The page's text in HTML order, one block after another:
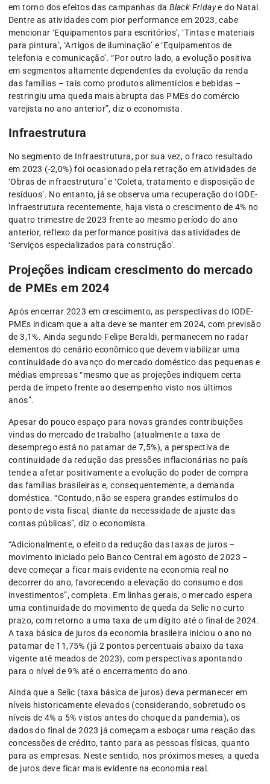
em torno dos efeitos das campanhas daBlack Fridaye do Natal.
Dentre as atividades com pior performance em 2023, cabe
mencionar ‘Equipamentos para escritórios’, ‘Tintas e materiais
para pintura’, ‘Artigos de iluminação’ e ‘Equipamentos de
telefonia e comunicação’. “Por outro lado, a evolução positiva
em segmentos altamente dependentes da evolução da renda
das famílias – tais como produtos alimentícios e bebidas –
restringiu uma queda mais abrupta das PMEs do comércio
varejista no ano anterior”, diz o economista.
Infraestrutura
No segmento de Infraestrutura, por sua vez, o fraco resultado
em 2023 (-2,0%) foi ocasionado pela retração em atividades de
‘Obras de infraestrutura’ e ‘Coleta, tratamento e disposição de
resíduos’. No entanto, já se observa uma recuperação do IODE-
Infraestrutura recentemente, haja vista o crescimento de 4% no
quatro trimestre de 2023 frente ao mesmo período do ano
anterior, reflexo da performance positiva das atividades de
‘Serviços especializados para construção’.
Projeções indicam crescimento do mercado
de PMEs em 2024
Após encerrar 2023 em crescimento, as perspectivas do IODE-
PMEs indicam que a alta deve se manter em 2024, com previsão
de 3,1%. Ainda segundo Felipe Beraldi, permanecem no radar
elementos do cenário econômico que devem viabilizar uma
continuidade do avanço do mercado doméstico das pequenas e
médias empresas “mesmo que as projeções indiquem certa
perda de ímpeto frente ao desempenho visto nos últimos
anos”.
Apesar do pouco espaço para novas grandes contribuições
vindas do mercado de trabalho (atualmente a taxa de
desemprego está no patamar de 7,5%), a perspectiva de
continuidade da redução das pressões inflacionárias no país
tende a afetar positivamente a evolução do poder de compra
das famílias brasileiras e, consequentemente, a demanda
doméstica. “Contudo, não se espera grandes estímulos do
ponto de vista fiscal, diante da necessidade de ajuste das
contas públicas”, diz o economista.
“Adicionalmente, o efeito da redução das taxas de juros –
movimento iniciado pelo Banco Central em agosto de 2023 –
deve começar a ficar mais evidente na economia real no
decorrer do ano, favorecendo a elevação do consumo e dos
investimentos”, completa. Em linhas gerais, o mercado espera
uma continuidade do movimento de queda da Selic no curto
prazo, com retorno a uma taxa de um dígito até o final de 2024.
A taxa básica de juros da economia brasileira iniciou o ano no
patamar de 11,75% (já 2 pontos percentuais abaixo da taxa
vigente até meados de 2023), com perspectivas apontando
para o nível de 9% até o encerramento do ano.
Ainda que a Selic (taxa básica de juros) deva permanecer em
níveis historicamente elevados (considerando, sobretudo os
níveis de 4% a 5% vistos antes do choque da pandemia), os
dados do final de 2023 já começam a esboçar uma reação das
concessões de crédito, tanto para as pessoas físicas, quanto
para as empresas. Neste sentido, nos próximos meses, a queda
de juros deve ficar mais evidente na economia real.